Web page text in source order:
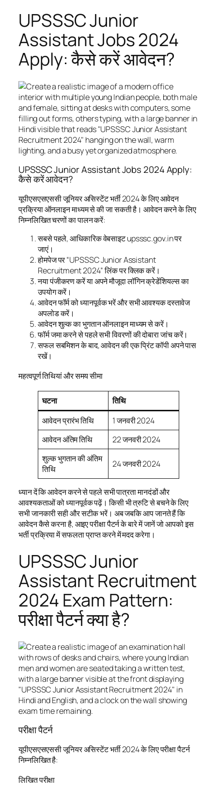
UPSSSC Junior
Assistant Jobs 2024
Apply: कैसे करें आवेदन?
UPSSSC Junior Assistant Jobs 2024 Apply:
कैसे करें आवेदन?
यूपीएसएसएससी जूनियर असिस्टेंट भर्ती 2024 के लिए आवेदन
प्रक्रिया ऑनलाइन माध्यम से की जा सकती है। आवेदन करने के लिए
निम्नलिखित चरणों का पालन करें:
सबसे पहले, आधिकारिक वेबसाइट upsssc.gov.in पर
जाएं।
होमपेज पर “UPSSSC Junior Assistant
Recruitment 2024” लिंक पर क्लिक करें।
नया पंजीकरण करें या अपने मौजूदा लॉगिन क्रेडेंशियल्स का
उपयोग करें।
आवेदन फॉर्म को ध्यानपूर्वक भरें और सभी आवश्यक दस्तावेज
अपलोड करें।
आवेदन शुल्क का भुगतान ऑनलाइन माध्यम से करें।
फॉर्म जमा करने से पहले सभी विवरणों की दोबारा जांच करें।
सफल सबमिशन के बाद, आवेदन की एक प्रिंट कॉपी अपने पास
रखें।
महत्वपूर्ण तिथियां और समय सीमा
घटना
तिथि
आवेदन प्रारंभ तिथि
1 जनवरी 2024
आवेदन अंतिम तिथि
22 जनवरी 2024
शुल्क भुगतान की अंतिम
तिथि
24 जनवरी 2024
ध्यान दें कि आवेदन करने से पहले सभी पात्रता मानदंडों और
आवश्यकताओं को ध्यानपूर्वक पढ़ें। किसी भी त्रुटि से बचने के लिए
सभी जानकारी सही और सटीक भरें। अब जबकि आप जानते हैं कि
आवेदन कैसे करना है, आइए परीक्षा पैटर्न के बारे में जानें जो आपको इस
भर्ती प्रक्रिया में सफलता प्राप्त करने में मदद करेगा।
UPSSSC Junior
Assistant Recruitment
2024 Exam Pattern:
परीक्षा पैटर्न क्या है?
परीक्षा पैटर्न
यूपीएसएसएससी जूनियर असिस्टेंट भर्ती 2024 के लिए परीक्षा पैटर्न
निम्नलिखित है:
लिखित परीक्षा